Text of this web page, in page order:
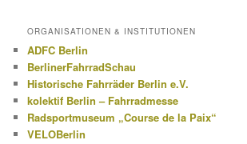
ORGANISATIONEN & INSTITUTIONEN
ADFC Berlin
BerlinerFahrradSchau
Historische Fahrräder Berlin e.V.
kolektif Berlin – Fahrradmesse
Radsportmuseum „Course de la Paix“
VELOBerlin